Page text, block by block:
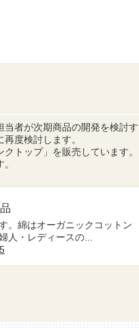
者が次期商品の開発を検討す
度検討します。
トップ」を販売しています。
。綿はオーガニックコットン
人・レディースの...